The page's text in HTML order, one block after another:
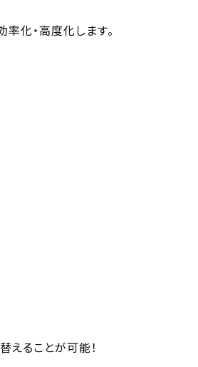
化・高度化します。
えることが可能！